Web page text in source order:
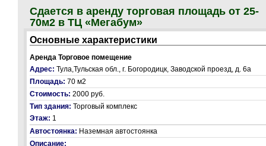
Сдается в аренду торговая площадь от 25-
70м2 в ТЦ «Мегабум»
Основные характеристики
Аренда Торговое помещение
Адрес: Тула,Тульская обл., г. Богородицк, Заводской проезд, д. 6а
Площадь: 70 м2
Стоимость: 2000 руб.
Тип здания: Торговый комплекс
Этаж: 1
Автостоянка: Наземная автостоянка
Описание: